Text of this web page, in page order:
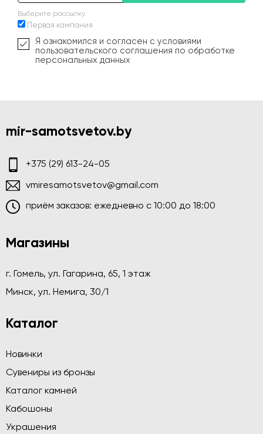
Выберите рассылку
Первая кампания
Я ознакомился и согласен с условиями
пользовательского соглашения по обработке
персональных данных
mir-samotsvetov.by
+375 (29) 613-24-05
vmiresamotsvetov@gmail.com
приём заказов: ежедневно c 10:00 до 18:00
Магазины
г. Гомель, ул. Гагарина, 65, 1 этаж
Минск, ул. Немига, 30/1
Каталог
Новинки
Сувениры из бронзы
Каталог камней
Кабошоны
Украшения